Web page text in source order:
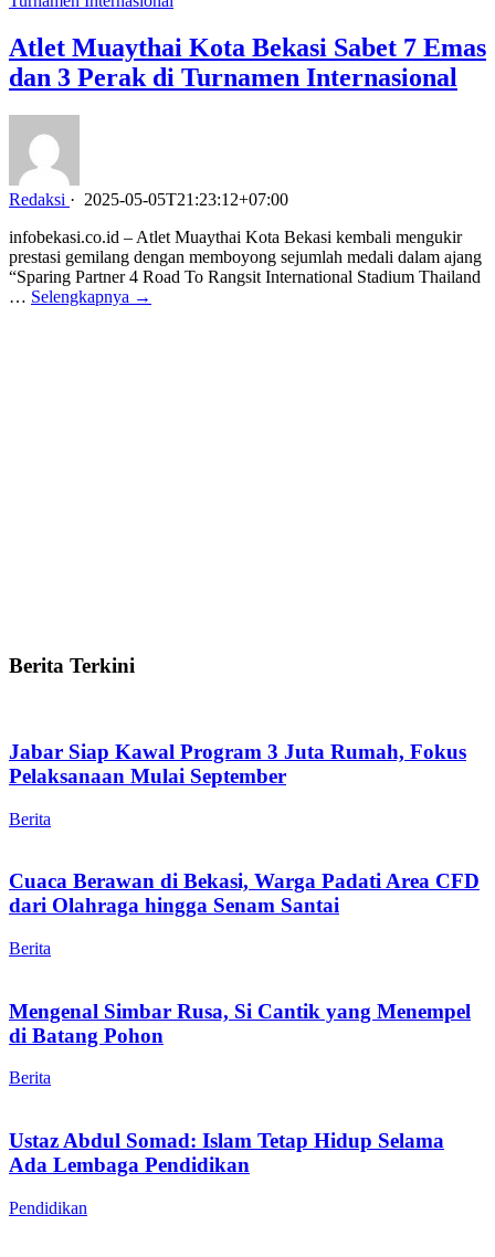
Atlet Muaythai Kota Bekasi Sabet 7 Emas
dan 3 Perak di Turnamen Internasional
Redaksi · 2025-05-05T21:23:12+07:00
infobekasi.co.id – Atlet Muaythai Kota Bekasi kembali mengukir
prestasi gemilang dengan memboyong sejumlah medali dalam ajang
“Sparing Partner 4 Road To Rangsit International Stadium Thailand
… Selengkapnya →
Berita Terkini
Jabar Siap Kawal Program 3 Juta Rumah, Fokus
Pelaksanaan Mulai September
Berita
Cuaca Berawan di Bekasi, Warga Padati Area CFD
dari Olahraga hingga Senam Santai
Berita
Mengenal Simbar Rusa, Si Cantik yang Menempel
di Batang Pohon
Berita
Ustaz Abdul Somad: Islam Tetap Hidup Selama
Ada Lembaga Pendidikan
Pendidikan